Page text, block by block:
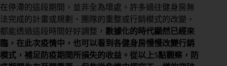
在停滯的這段期間，並非全為壞處。許多過往健身房無
法完成的計畫或規劃、團隊的重整或行銷模式的改變，
都能透過這段時間好好調整， 數據化的時代顯然已經來
臨，在此次疫情中，也可以看到各健身房慢慢改變行銷
模式，補足防疫期間所損失的收益。從以上5點觀察，防
會
員
系
統
免